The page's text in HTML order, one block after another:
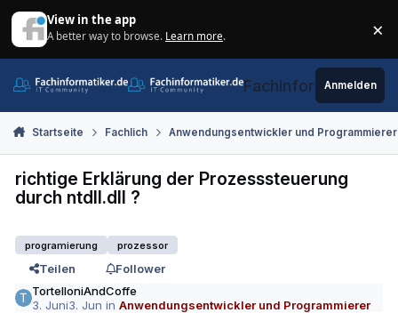
View in the app
A better way to browse. Learn more. ×
Fachinformatiker.de
Anmelden
Startseite Fachlich Anwendungsentwickler und Programmierer
richtige Erklärung der Prozesssteuerung
durch ntdll.dll ?
programierung prozessor
Teilen
Follower
TortelloniAndCoffe
3. Juni3. Jun inAnwendungsentwickler und Programmierer